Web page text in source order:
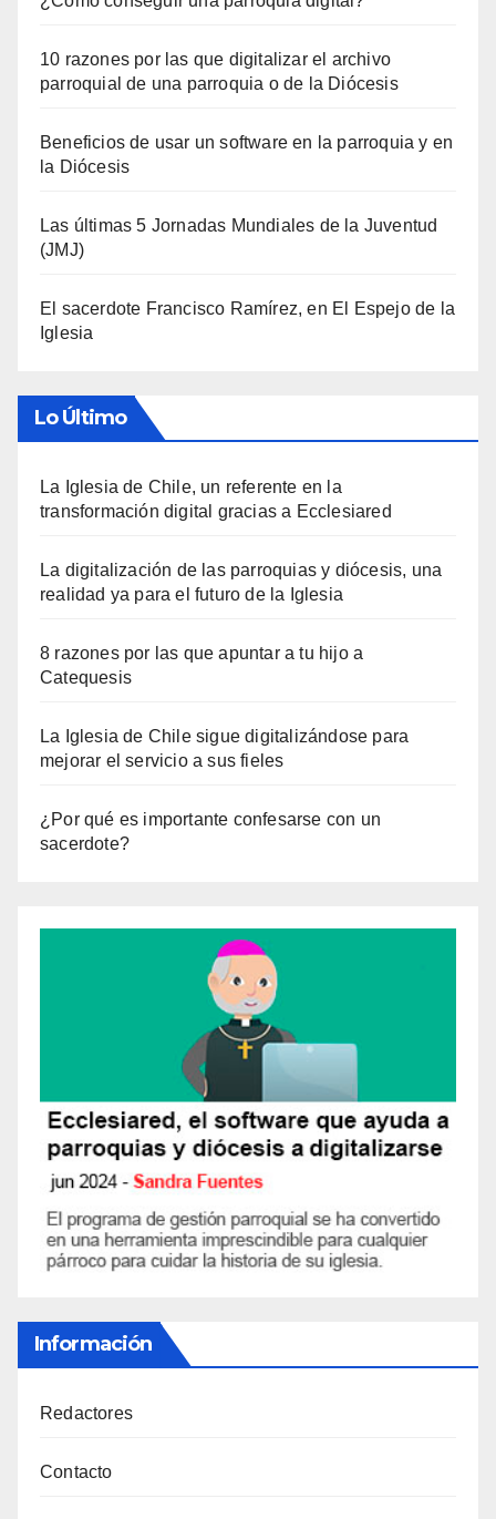
10 razones por las que digitalizar el archivo
parroquial de una parroquia o de la Diócesis
Beneficios de usar un software en la parroquia y en
la Diócesis
Las últimas 5 Jornadas Mundiales de la Juventud
(JMJ)
El sacerdote Francisco Ramírez, en El Espejo de la
Iglesia
Lo Último
La Iglesia de Chile, un referente en la
transformación digital gracias a Ecclesiared
La digitalización de las parroquias y diócesis, una
realidad ya para el futuro de la Iglesia
8 razones por las que apuntar a tu hijo a
Catequesis
La Iglesia de Chile sigue digitalizándose para
mejorar el servicio a sus fieles
¿Por qué es importante confesarse con un
sacerdote?
Información
Redactores
Contacto